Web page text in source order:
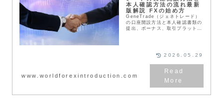
本人確認方法の流れ最新
版解説 FXの始め方
GeneTrade（ジェネトレード）
の口座開設方法と本人確認書類の
提出、ボーナス、取引プラットフ
のFX会社と言えるでしょう。評
判や口コミに関しては以下の記事
で紹介しておりますので参考にし
てもらえればと思います。
www.worldforexintroduction.com
2026.05.29